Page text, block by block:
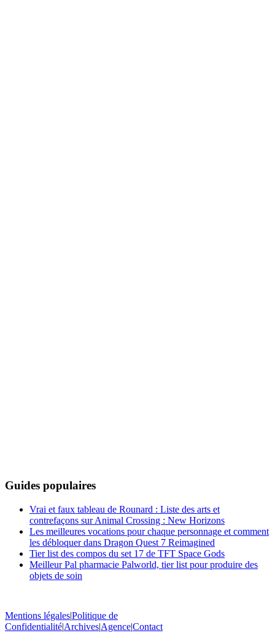
Guides populaires
Vrai et faux tableau de Rounard : Liste des arts et
contrefaçons sur Animal Crossing : New Horizons
Les meilleures vocations pour chaque personnage et comment
les débloquer dans Dragon Quest 7 Reimagined
Tier list des compos du set 17 de TFT Space Gods
Meilleur Pal pharmacie Palworld, tier list pour produire des
objets de soin
Mentions légales|Politique de
Confidentialité|Archives|Agence|Contact